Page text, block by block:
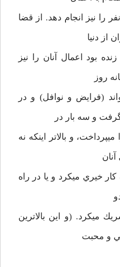
را نيز انجام دهد. از قضا
از دنيا
بود اعمال آنان را نيز
روز
(فرايض و نوافل) و در
و سه بار در
و بالاتر اينكه نه
كار خيري مي­كرد و يا در راه
مي­كرد. (و اين بالاترين
و محبت